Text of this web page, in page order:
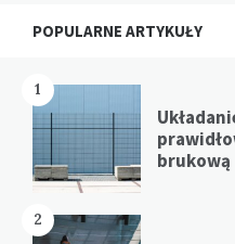
Widgets
POPULARNE ARTYKUŁY
1
brukową
2